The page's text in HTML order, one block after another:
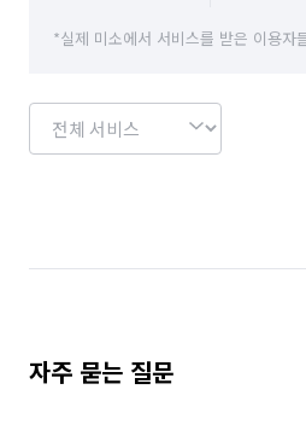
*실제 미소에서 서비스를 받은 이용자
자주 묻는 질문